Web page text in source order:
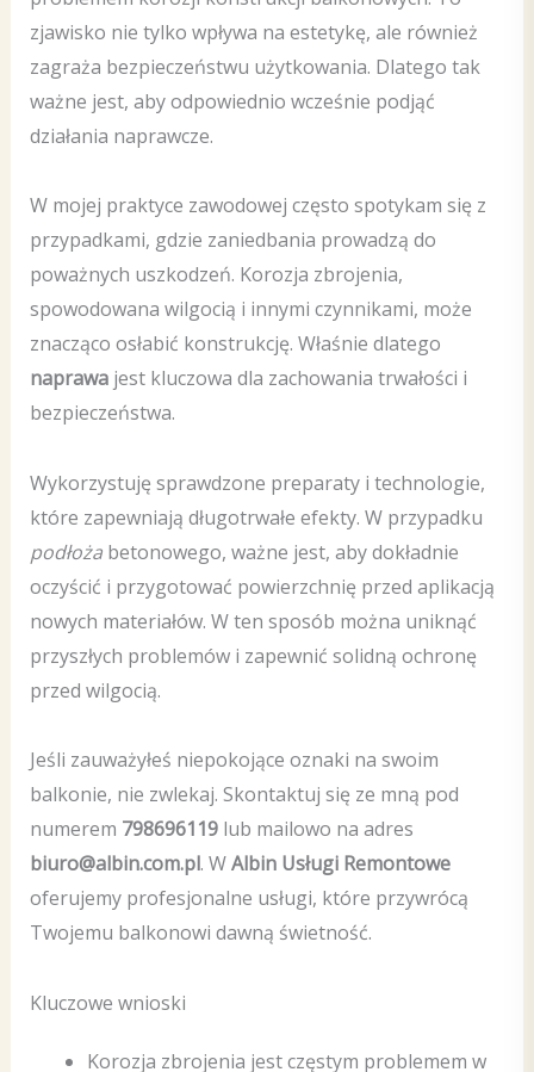
zjawisko nie tylko wpływa na estetykę, ale również
zagraża bezpieczeństwu użytkowania. Dlatego tak
ważne jest, aby odpowiednio wcześnie podjąć
działania naprawcze.
W mojej praktyce zawodowej często spotykam się z
przypadkami, gdzie zaniedbania prowadzą do
poważnych uszkodzeń. Korozja zbrojenia,
spowodowana wilgocią i innymi czynnikami, może
znacząco osłabić konstrukcję. Właśnie dlatego
naprawajest kluczowa dla zachowania trwałości i
bezpieczeństwa.
Wykorzystuję sprawdzone preparaty i technologie,
które zapewniają długotrwałe efekty. W przypadku
podłożabetonowego, ważne jest, aby dokładnie
oczyścić i przygotować powierzchnię przed aplikacją
nowych materiałów. W ten sposób można uniknąć
przyszłych problemów i zapewnić solidną ochronę
przed wilgocią.
Jeśli zauważyłeś niepokojące oznaki na swoim
balkonie, nie zwlekaj. Skontaktuj się ze mną pod
numerem 798696119lub mailowo na adres
biuro@albin.com.pl. WAlbin Usługi Remontowe
oferujemy profesjonalne usługi, które przywrócą
Twojemu balkonowi dawną świetność.
Kluczowe wnioski
Korozja zbrojenia jest częstym problemem w